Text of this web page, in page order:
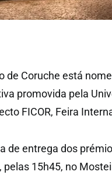
de Coruche está
promovida pela
FICOR, Feira
de entrega dos
pelas 15h45, no